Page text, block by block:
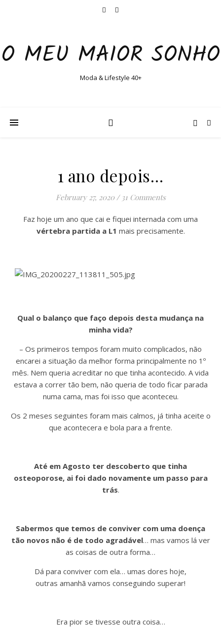
O MEU MAIOR SONHO
Moda & Lifestyle 40+
1 ano depois…
February 27, 2020 / 31 Comments
Faz hoje um ano que cai e fiquei internada com uma
vértebra partida a L1 mais precisamente.
Qual o balanço que faço depois desta mudança na
minha vida?
– Os primeiros tempos foram muito complicados, não
encarei a situação da melhor forma principalmente no 1º
mês. Nem queria acreditar no que tinha acontecido. A vida
estava a correr tão bem, não queria de todo ficar parada
numa cama, mas foi isso que aconteceu.
Os 2 meses seguintes foram mais calmos, já tinha aceite o
que acontecera e bola para a frente.
Até em Agosto ter descoberto que tinha
osteoporose, ai foi dado novamente um passo para
trás.
Sabermos que temos de conviver com uma doença
tão novos não é de todo agradável… mas vamos lá ver
as coisas de outra forma…
Dá para conviver com ela… umas dores hoje,
outras amanhã vamos conseguindo superar!
Era pior se tivesse outra coisa…